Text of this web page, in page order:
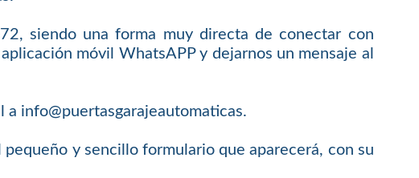
siendo una forma muy directa de conectar con
móvil WhatsAPP y dejarnos un mensaje al
info@puertasgarajeautomaticas.
y sencillo formulario que aparecerá, con su